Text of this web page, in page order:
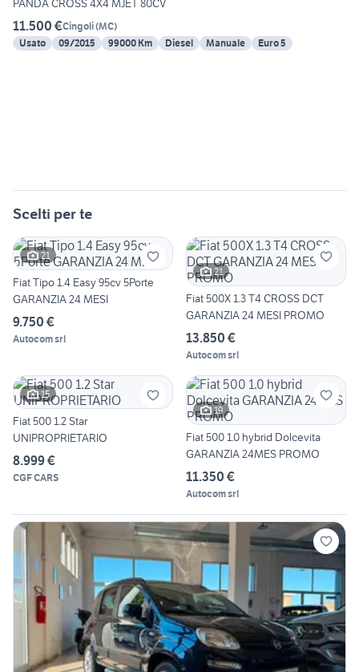
PANDA CROSS 4X4 MJET 80CV
11.500 €Cingoli(MC)
Usato
09/2015 99000 Km Diesel Manuale Euro 5
Scelti per te
21
Fiat Tipo 1.4 Easy 95cv 5Porte
GARANZIA 24 MESI
9.750 €
Autocom srl
21
Fiat 500X 1.3 T4 CROSS DCT
GARANZIA 24 MESI PROMO
13.850 €
Autocom srl
15
Fiat 500 1.2 Star
UNIPROPRIETARIO
8.999 €
CGF CARS
19
Fiat 500 1.0 hybrid Dolcevita
GARANZIA 24MES PROMO
11.350 €
Autocom srl